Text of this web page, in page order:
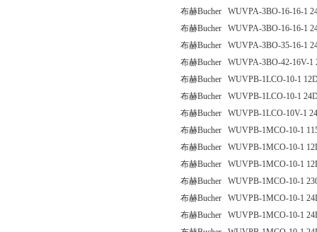
布赫Bucher WUVPA-3BO-16-16-1
布赫Bucher WUVPA-3BO-16-16-1
布赫Bucher WUVPA-3BO-35-16-1
布赫Bucher WUVPA-3BO-42-16V-1
布赫Bucher WUVPB-1LCO-10-1
布赫Bucher WUVPB-1LCO-10-1
布赫Bucher WUVPB-1LCO-10V-1
布赫Bucher WUVPB-1MCO-10-1
布赫Bucher WUVPB-1MCO-10-1
布赫Bucher WUVPB-1MCO-10-1
布赫Bucher WUVPB-1MCO-10-1
布赫Bucher WUVPB-1MCO-10-1
布赫Bucher WUVPB-1MCO-10-1